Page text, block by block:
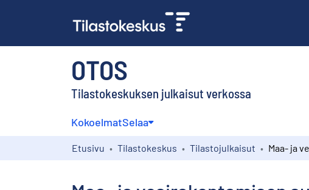
OTOS
Tilastokeskuksen julkaisut verkossa
KokoelmatSelaa
Etusivu Tilastokeskus Tilastojulkaisut